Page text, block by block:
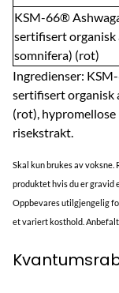
KSM-66®
sertifisert organisk
somnifera) (rot)
Ingredienser:
sertifisert organisk
(rot), hypromellose
risekstrakt.
Skal kun brukes av voksne.
produktet hvis du er gravid
Oppbevares utilgjengelig
et variert kosthold.